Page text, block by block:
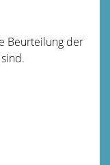
Beurteilung der